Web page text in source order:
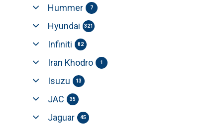
Hummer 7
Hyundai 321
Infiniti 82
Iran Khodro 1
Isuzu 13
JAC 35
Jaguar 45